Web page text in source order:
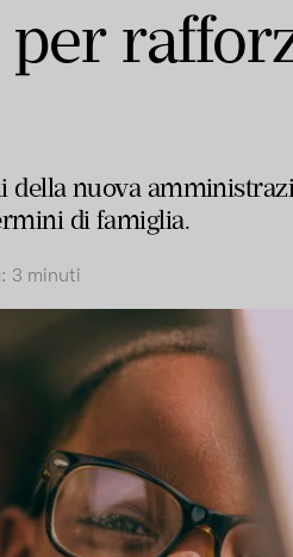
nuova
di famiglia.
3 minuti